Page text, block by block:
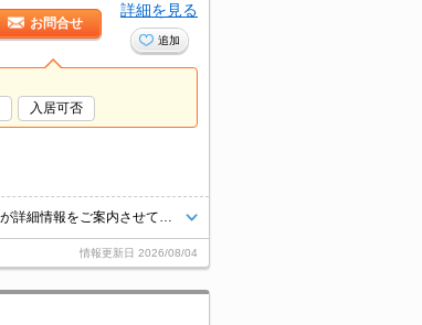
お問合せ
詳細を見る
追加
入居可否
情報更新日 2026/08/04